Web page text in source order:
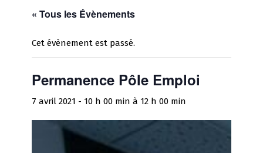
« Tous les Évènements
Cet évènement est passé.
Permanence Pôle Emploi
7 avril 2021 - 10 h 00 min à 12 h 00 min